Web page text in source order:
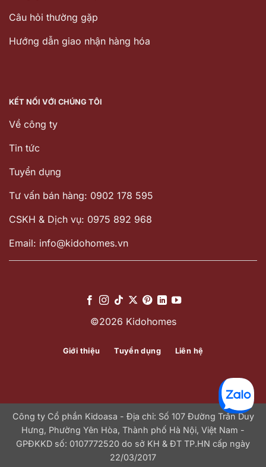
Câu hỏi thường gặp
Hướng dẫn giao nhận hàng hóa
KẾT NỐI VỚI CHÚNG TÔI
Về công ty
Tin tức
Tuyển dụng
Tư vấn bán hàng: 0902 178 595
CSKH & Dịch vụ: 0975 892 968
Email: info@kidohomes.vn
©2026 Kidohomes
Giới thiệu Tuyển dụng Liên hệ
Công ty Cổ phần Kidoasa - Địa chỉ: Số 107 Đường Trần Duy
Hưng, Phường Yên Hòa, Thành phố Hà Nội, Việt Nam -
GPĐKKD số: 0107772520 do sở KH & ĐT TP.HN cấp ngày
22/03/2017